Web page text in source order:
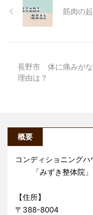
筋肉の
長野市 体に痛みがな
理由は？
概要
コンディショニングハ
「みずき整体院」
【住所】
〒388-8004